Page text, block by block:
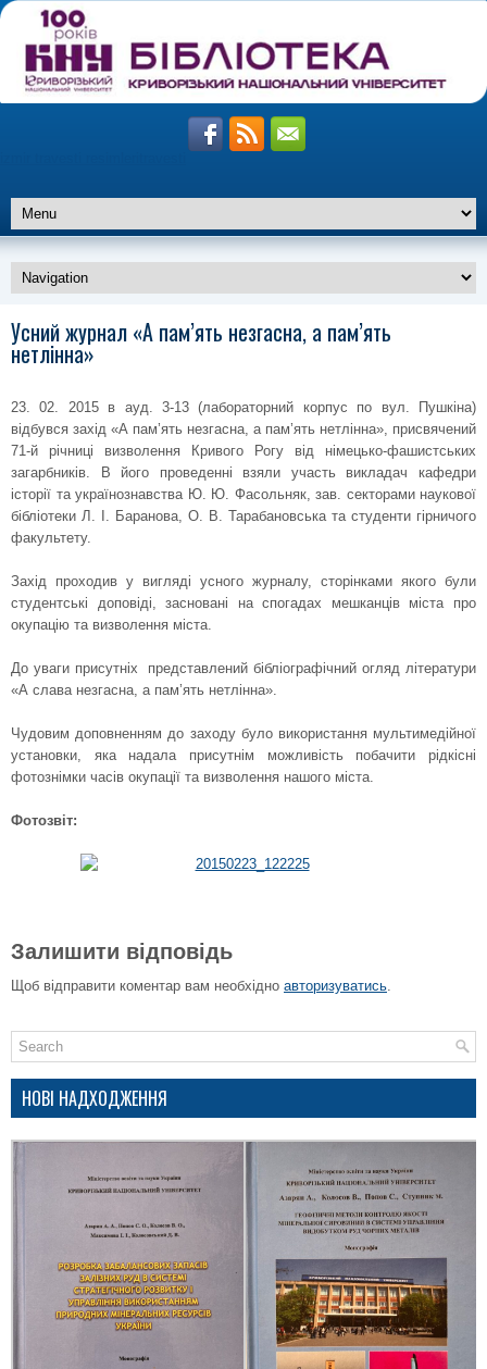
travesti
marmaris
travesti
istanbul
Усний журнал «А пам’ять незгасна, а пам’ять
нетлінна»
23. 02. 2015 в ауд. 3-13 (лабораторний корпус по вул. Пушкіна)
відбувся захід «А пам’ять незгасна, а пам’ять нетлінна», присвячений
71-й річниці визволення Кривого Рогу від німецько-фашистських
загарбників. В його проведенні взяли участь викладач кафедри
історії та українознавства Ю. Ю. Фасольняк, зав. секторами наукової
бібліотеки Л. І. Баранова, О. В. Тарабановська та студенти гірничого
факультету.
Захід проходив у вигляді усного журналу, сторінками якого були
студентські доповіді, засновані на спогадах мешканців міста про
окупацію та визволення міста.
До уваги присутніх представлений бібліографічний огляд літератури
«А слава незгасна, а пам’ять нетлінна».
Чудовим доповненням до заходу було використання мультимедійної
установки, яка надала присутнім можливість побачити рідкісні
фотознімки часів окупації та визволення нашого міста.
Фотозвіт:
Залишити відповідь
Щоб відправити коментар вам необхідно авторизуватись.
НОВІ НАДХОДЖЕННЯ